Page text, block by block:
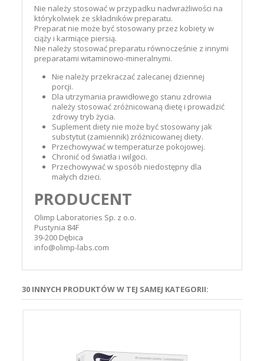
Nie należy stosować w przypadku nadwrażliwości na
którykolwiek ze składników preparatu.
Preparat nie może być stosowany przez kobiety w
ciąży i karmiące piersią.
Nie należy stosować preparatu równocześnie z innymi
preparatami witaminowo-mineralnymi.
Nie należy przekraczać zalecanej dziennej
porcji.
Dla utrzymania prawidłowego stanu zdrowia
należy stosować zróżnicowaną dietę i prowadzić
zdrowy tryb życia.
Suplement diety nie może być stosowany jak
substytut (zamiennik) zróżnicowanej diety.
Przechowywać w temperaturze pokojowej.
Chronić od światła i wilgoci.
Przechowywać w sposób niedostępny dla
małych dzieci.
PRODUCENT
Olimp Laboratories Sp. z o.o.
Pustynia 84F
39-200 Dębica
info@olimp-labs.com
30 INNYCH PRODUKTÓW W TEJ SAMEJ KATEGORII: